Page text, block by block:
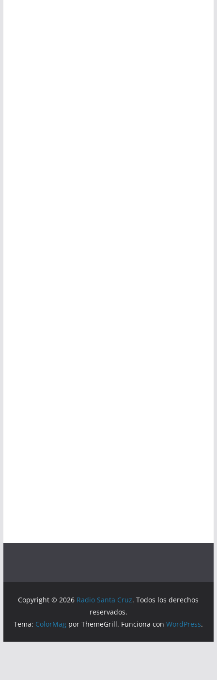
Copyright © 2026 Radio Santa Cruz. Todos los derechos
reservados.
Tema: ColorMag por ThemeGrill. Funciona conWordPress.